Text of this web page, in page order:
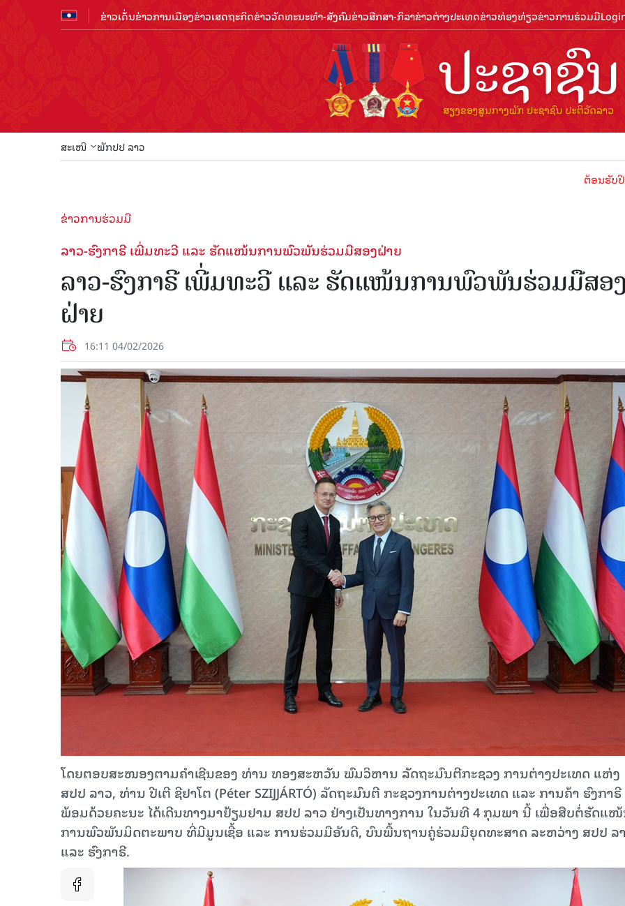
ຂ່າວເດັ່ນຂ່າວການເມືອງຂ່າວເສດຖະກິດຂ່າວວັດທະນະທຳ-ສັງຄົມຂ່າວສືກສາ-ກິລາຂ່າວຕ່າງປະເທດຂ່າວທ່ອງທ່ຽວຂ່າວການຮ່ວມມື
ສະເໜີ ພັກປປ ລາວ
ຕ້ອນຮັບປີທ່ອງທ່ຽວ
ຂ່າວການຮ່ວມມື
ລາວ-ຮົງກາຣີ ເພີ່ມທະວີ ແລະ ຮັດແໜ້ນການພົວພັນຮ່ວມມືສອງຝ່າຍ
ລາວ-ຮົງກາຣີ ເພີ່ມທະວີ ແລະ ຮັດແໜ້ນການພົວພັນຮ່ວມມືສອງ
ຝ່າຍ
16:11 04/02/2026
ໂດຍຕອບສະໜອງຕາມຄໍາເຊີນຂອງ ທ່ານ ທອງສະຫວັນ ພົມວິຫານ ລັດຖະມົນຕີກະຊວງ ການຕ່າງປະເທດ ແຫ່ງ
ສປປ ລາວ, ທ່ານ ປີເຕີ ຊີຢາໂຕ (Péter SZIJJÁRTÓ) ລັດຖະມົນຕີ ກະຊວງການຕ່າງປະເທດ ແລະ ການຄ້າ ຮົງກາຣີ
ພ້ອມດ້ວຍຄະນະ ໄດ້ເດີນທາງມາຢ້ຽມຢາມ ສປປ ລາວ ຢ່າງເປັນທາງການ ໃນວັນທີ 4 ກຸມພາ ນີ້ ເພື່ອສືບຕໍ່ຮັດແ
ການພົວພັນມິດຕະພາບ ທີ່ມີມູນເຊື້ອ ແລະ ການຮ່ວມມືອັນດີ, ບົນພື້ນຖານຄູ່ຮ່ວມມືຍຸດທະສາດ ລະຫວ່າງ ສປປ ລ
ແລະ ຮົງກາຣີ.